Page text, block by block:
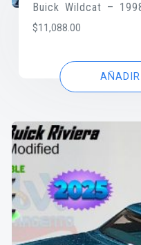
Buick Wildcat –
$11,088.00